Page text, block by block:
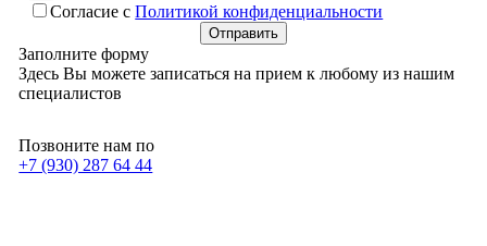
Согласие сПолитикой конфиденциальности
Отправить
Заполните форму
Здесь Вы можете записаться на прием к любому из нашим
специалистов
Позвоните нам по
+7 (930) 287 64 44